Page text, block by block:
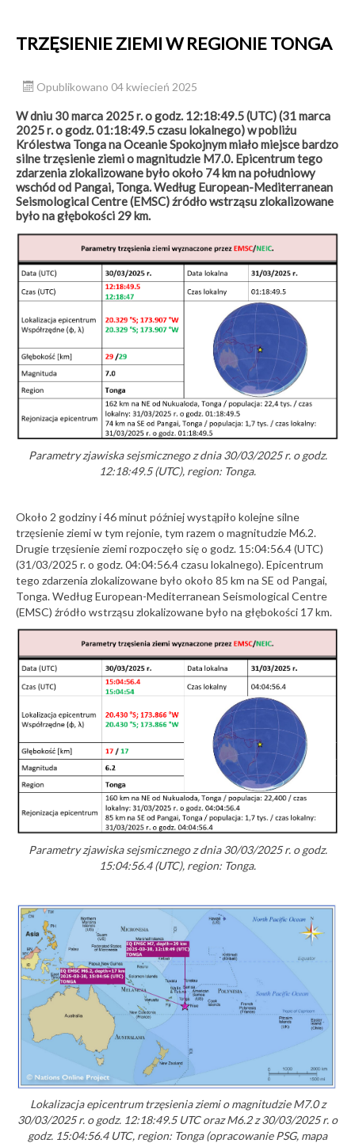
TRZĘSIENIE ZIEMI W REGIONIE TONGA
Opublikowano 04 kwiecień 2025
W dniu 30 marca 2025 r. o godz. 12:18:49.5 (UTC) (31 marca
2025 r. o godz. 01:18:49.5 czasu lokalnego) w pobliżu
Królestwa Tonga na Oceanie Spokojnym miało miejsce bardzo
silne trzęsienie ziemi o magnitudzie M7.0. Epicentrum tego
zdarzenia zlokalizowane było około 74 km na południowy
wschód od Pangai, Tonga. Według European-Mediterranean
Seismological Centre (EMSC) źródło wstrząsu zlokalizowane
było na głębokości 29 km.
Parametry zjawiska sejsmicznego z dnia 30/03/2025 r. o godz.
12:18:49.5 (UTC), region: Tonga.
Około 2 godziny i 46 minut później wystąpiło kolejne silne
trzęsienie ziemi w tym rejonie, tym razem o magnitudzie M6.2.
Drugie trzęsienie ziemi rozpoczęło się o godz. 15:04:56.4 (UTC)
(31/03/2025 r. o godz. 04:04:56.4 czasu lokalnego). Epicentrum
tego zdarzenia zlokalizowane było około 85 km na SE od Pangai,
Tonga. Według European-Mediterranean Seismological Centre
(EMSC) źródło wstrząsu zlokalizowane było na głębokości 17 km.
Parametry zjawiska sejsmicznego z dnia 30/03/2025 r. o godz.
15:04:56.4 (UTC), region: Tonga.
Lokalizacja epicentrum trzęsienia ziemi o magnitudzie M7.0 z
30/03/2025 r. o godz. 12:18:49.5 UTC oraz M6.2 z 30/03/2025 r. o
godz. 15:04:56.4 UTC, region: Tonga (opracowanie PSG, mapa